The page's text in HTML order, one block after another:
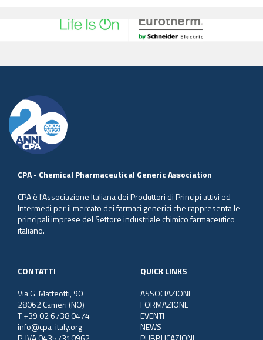
CPA - Chemical Pharmaceutical Generic Association
CPA è l'Associazione Italiana dei Produttori di Principi attivi ed
Intermedi per il mercato dei farmaci generici che rappresenta le
principali imprese del Settore industriale chimico farmaceutico
italiano.
CONTATTI
Via G. Matteotti, 90
28062 Cameri (NO)
T +39 02 6738 0474
info@cpa-italy.org
QUICK LINKS
ASSOCIAZIONE
FORMAZIONE
EVENTI
NEWS